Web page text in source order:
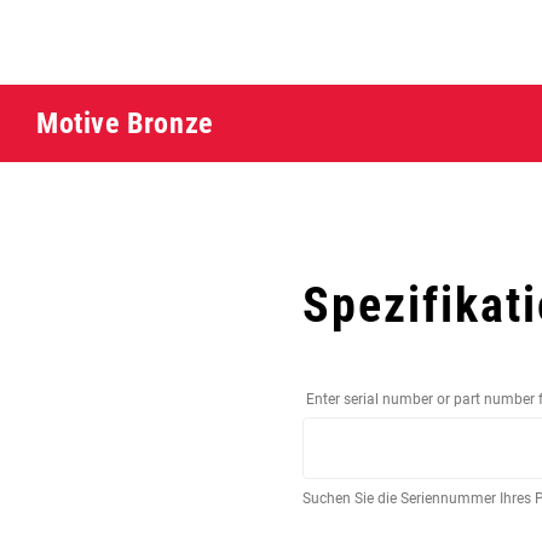
Motive Bronze
Enter serial number or part number
Suchen Sie die Seriennummer Ihres